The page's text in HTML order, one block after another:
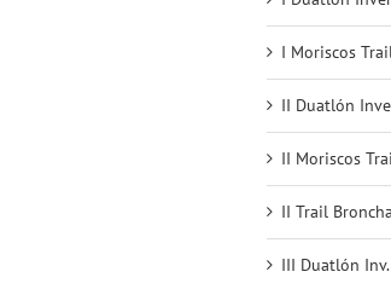
I Moriscos
II Duatlón
II Moriscos
II Trail
III Duatlón